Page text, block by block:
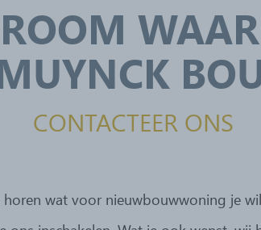
wat voor nieuwbouwwoning je
CONTACTEER ONS